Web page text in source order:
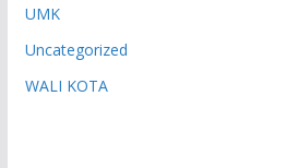
UMK
Uncategorized
WALI KOTA